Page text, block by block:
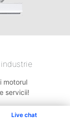
Live chat
motorul
servicii!